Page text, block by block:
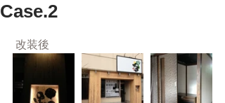
Case.2
改装後